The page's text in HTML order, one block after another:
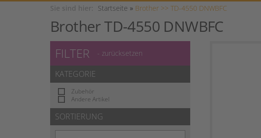
Startseite » Brother >> TD-4550 DNWBFC
Brother TD-4550 DNWBFC
FILTER - zurücksetzen
KATEGORIE
Zubehör
Andere Artikel
SORTIERUNG